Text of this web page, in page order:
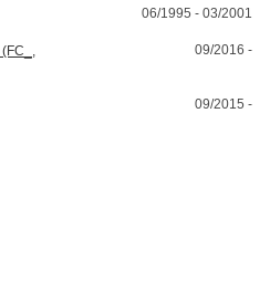
06/1995 - 03/2001
09/2016 -
09/2015 -